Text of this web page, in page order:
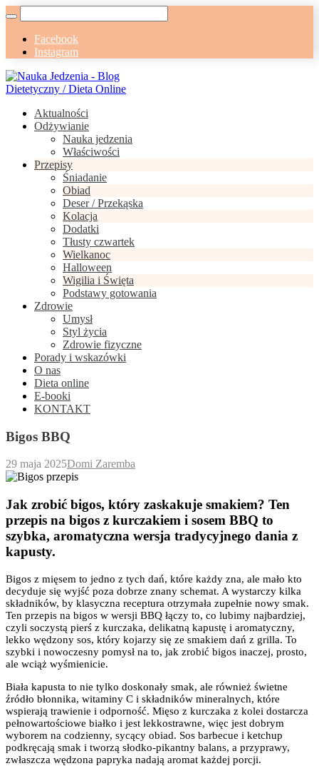
Facebook
Instagram
Aktualności
Odżywianie
Nauka jedzenia
Właściwości
Przepisy
Śniadanie
Obiad
Deser / Przekąska
Kolacja
Dodatki
Tłusty czwartek
Wielkanoc
Halloween
Wigilia i Święta
Podstawy gotowania
Zdrowie
Umysł
Styl życia
Zdrowie fizyczne
Porady i wskazówki
O nas
Dieta online
E-booki
KONTAKT
Bigos BBQ
29 maja 2025Domi Zaremba
Jak zrobić bigos, który zaskakuje smakiem? Ten
przepis na bigos z kurczakiem i sosem BBQ to
szybka, aromatyczna wersja tradycyjnego dania z
kapusty.
Bigos z mięsem to jedno z tych dań, które każdy zna, ale mało kto
decyduje się wyjść poza dobrze znany schemat. A wystarczy kilka
składników, by klasyczna receptura otrzymała zupełnie nowy smak.
Ten przepis na bigos w wersji BBQ łączy to, co lubimy najbardziej,
czyli soczystą pierś z kurczaka, delikatną kapustę i aromatyczny,
lekko wędzony sos, który kojarzy się ze smakiem dań z grilla. To
szybki i nowoczesny pomysł na to, jak zrobić bigos inaczej, prosto,
ale wciąż wyśmienicie.
Biała kapusta to nie tylko doskonały smak, ale również świetne
źródło błonnika, witaminy C i składników mineralnych, które
wspierają trawienie i odporność. Mięso z kurczaka z kolei dostarcza
pełnowartościowe białko i jest lekkostrawne, więc jest dobrym
wyborem na codzienny, sycący obiad. Sos barbecue i ketchup
podkręcają smak i tworzą słodko-pikantny balans, a przyprawy,
zwłaszcza wędzona papryka nadają aromat każdej porcji.